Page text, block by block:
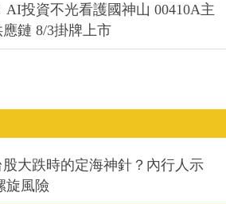
AI投資不光看護國神山 00410A主
鏈 8/3掛牌上市
大跌時的定海神針？內行人示
旋風險